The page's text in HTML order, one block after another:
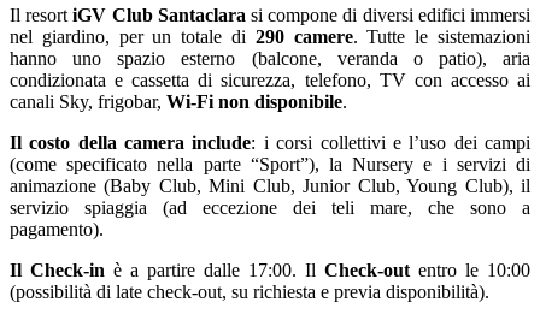
Il resortiGV Club Santaclara si compone di diversi edifici immersi
nel giardino, per un totale di 290 camere. Tutte le sistemazioni
hanno uno spazio esterno (balcone, veranda o patio), aria
condizionata e cassetta di sicurezza, telefono, TV con accesso ai
canali Sky, frigobar, Wi-Fi non disponibile.
Il costo della camera include: i corsi collettivi e l’uso dei campi
(come specificato nella parte “Sport”), la Nursery e i servizi di
animazione (Baby Club, Mini Club, Junior Club, Young Club), il
servizio spiaggia (ad eccezione dei teli mare, che sono a
pagamento).
Il Check-in è a partire dalle 17:00. Il Check-out entro le 10:00
(possibilità di late check-out, su richiesta e previa disponibilità).